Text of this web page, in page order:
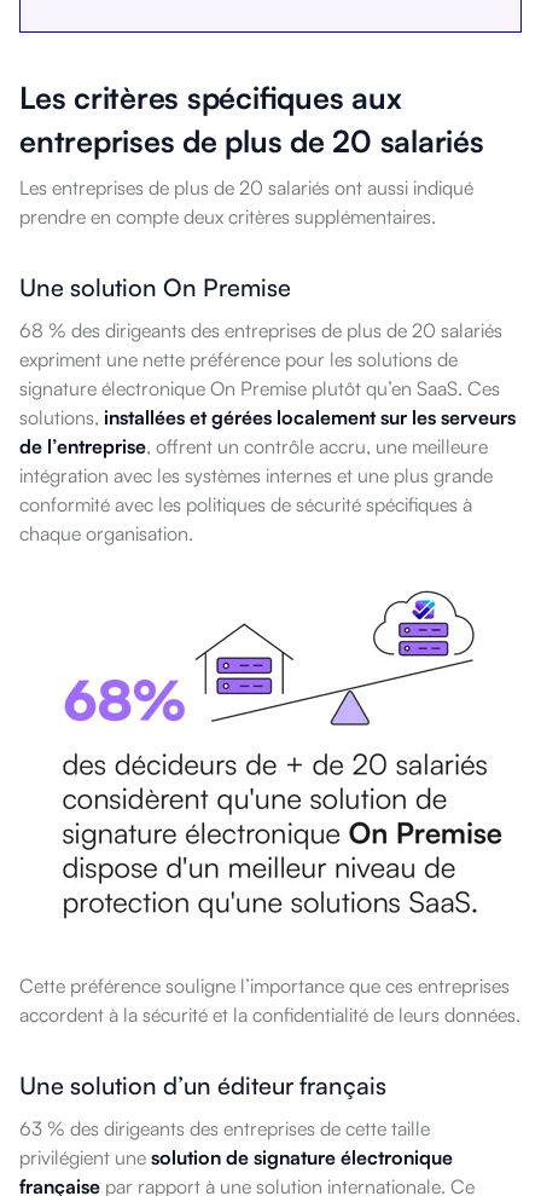
Les critères spécifiques aux
entreprises de plus de 20 salariés
Les entreprises de plus de 20 salariés ont aussi indiqué
prendre en compte deux critères supplémentaires.
Une solution On Premise
68 % des dirigeants des entreprises de plus de 20 salariés
expriment une nette préférence pour les solutions de
signature électronique On Premise plutôt qu’en SaaS. Ces
solutions, installées et gérées localement sur les serveurs
de l’entreprise, offrent un contrôle accru, une meilleure
intégration avec les systèmes internes et une plus grande
conformité avec les politiques de sécurité spécifiques à
chaque organisation.
Cette préférence souligne l’importance que ces entreprises
accordent à la sécurité et la confidentialité de leurs données.
Une solution d’un éditeur français
63 % des dirigeants des entreprises de cette taille
privilégient une solution de signature électronique
française par rapport à une solution internationale. Ce